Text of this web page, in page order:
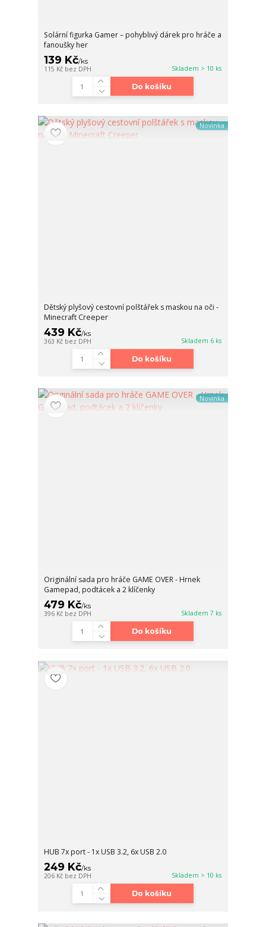
Solární figurka Gamer – pohyblivý dárek pro hráče a
fanoušky her
139 Kč/ks
115 Kč bez DPH Skladem > 10 ks
Do košíku
Novinka
Dětský plyšový cestovní polštářek s maskou na oči -
Minecraft Creeper
439 Kč/ks
363 Kč bez DPH Skladem 6 ks
Do košíku
Novinka
Originální sada pro hráče GAME OVER - Hrnek
Gamepad, podtácek a 2 klíčenky
479 Kč/ks
396 Kč bez DPH Skladem 7 ks
Do košíku
HUB 7x port - 1x USB 3.2, 6x USB 2.0
249 Kč/ks
206 Kč bez DPH Skladem > 10 ks
Do košíku